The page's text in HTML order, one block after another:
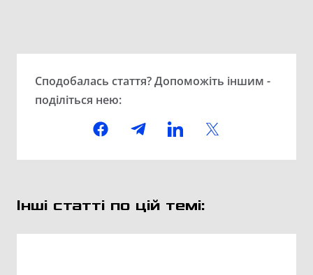
Сподобалась стаття? Допоможіть іншим -
поділіться нею:
Інші статті по цій темі: